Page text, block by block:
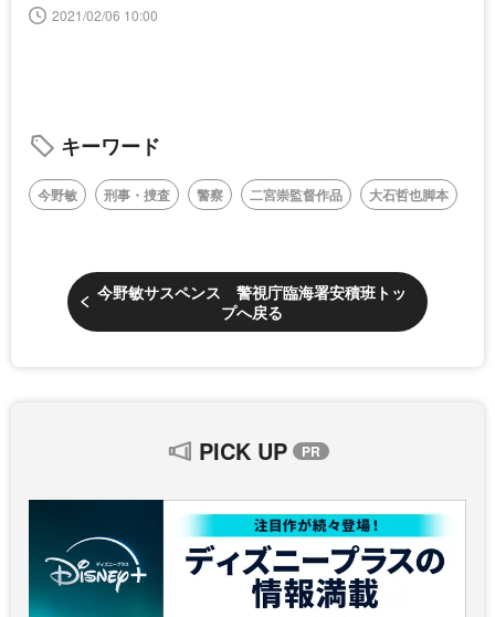
2021/02/06 10:00
キーワード
今野敏 刑事・捜査 警察 二宮崇監督作品 大石哲也脚本
今野敏サスペンス 警視庁臨海署安積班トッ
プへ戻る
PICK UP